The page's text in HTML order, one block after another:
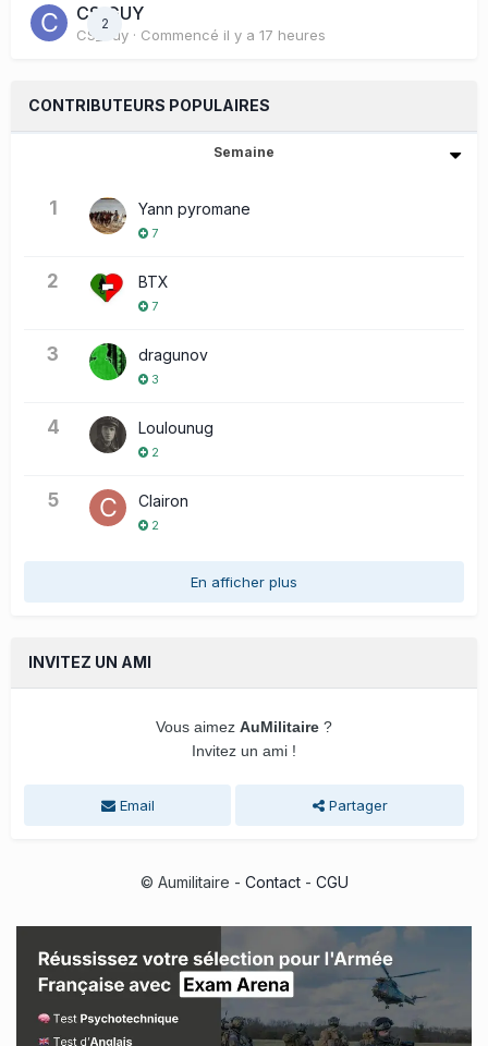
2
CS_GUY
CS_Guy · Commencé il y a 17 heures
CONTRIBUTEURS POPULAIRES
Semaine
1 Yann pyromane
7
2 BTX
7
3 dragunov
3
4 Loulounug
2
5 Clairon
2
En afficher plus
INVITEZ UN AMI
Vous aimez AuMilitaire ?
Invitez un ami !
Email Partager
© Aumilitaire - Contact- CGU